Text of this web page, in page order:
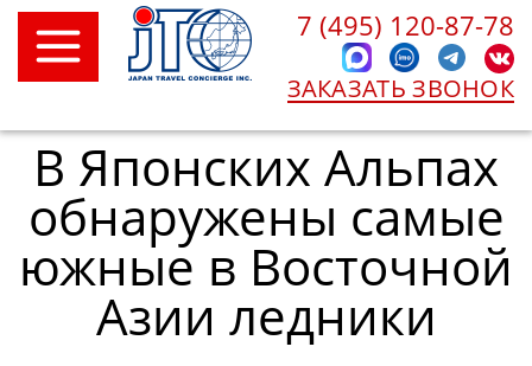
7 (495) 120-87-78
ЗАКАЗАТЬ ЗВОНОК
В Японских Альпах
обнаружены самые
южные в Восточной
Азии ледники